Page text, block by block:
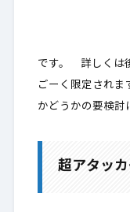
です。 詳しくは
ごーく限定されま
かどうかの要検討
超アタッ